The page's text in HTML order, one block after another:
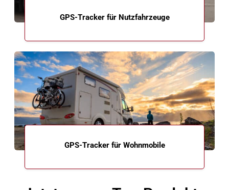
GPS-Tracker für Nutzfahrzeuge
GPS-Tracker für Wohnmobile